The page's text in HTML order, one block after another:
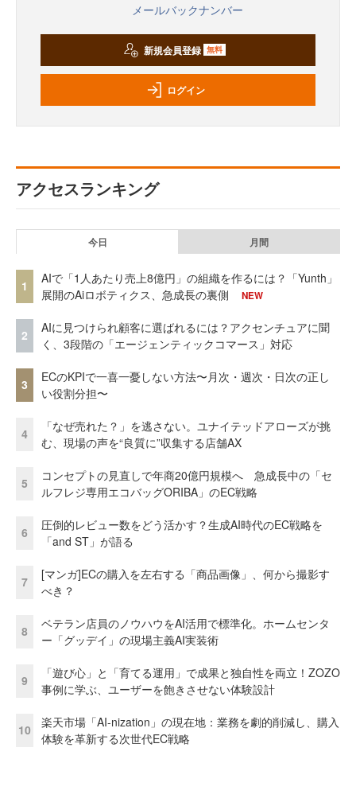
メールバックナンバー
新規会員登録 無料
ログイン
アクセスランキング
今日 月間
1
AIで「1人あたり売上8億円」の組織を作るには？「Yunth」
展開のAiロボティクス、急成長の裏側
NEW
2
AIに見つけられ顧客に選ばれるには？アクセンチュアに聞
く、3段階の「エージェンティックコマース」対応
3
ECのKPIで一喜一憂しない方法〜月次・週次・日次の正し
い役割分担〜
4
「なぜ売れた？」を逃さない。ユナイテッドアローズが挑
む、現場の声を“良質に”収集する店舗AX
5
コンセプトの見直しで年商20億円規模へ 急成長中の「セ
ルフレジ専用エコバッグORIBA」のEC戦略
6
圧倒的レビュー数をどう活かす？生成AI時代のEC戦略を
「and ST」が語る
7
[マンガ]ECの購入を左右する「商品画像」、何から撮影す
べき？
8
ベテラン店員のノウハウをAI活用で標準化。ホームセンタ
ー「グッデイ」の現場主義AI実装術
9
「遊び心」と「育てる運用」で成果と独自性を両立！ZOZO
事例に学ぶ、ユーザーを飽きさせない体験設計
10
楽天市場「AI-nization」の現在地：業務を劇的削減し、購入
体験を革新する次世代EC戦略